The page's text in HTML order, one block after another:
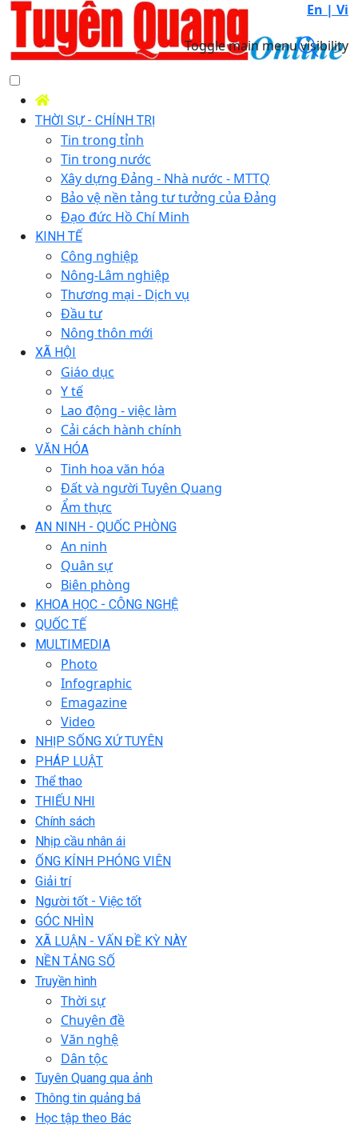
En | Vi
Toggle main menu visibility
THỜI SỰ - CHÍNH TRỊ
Tin trong tỉnh
Tin trong nước
Xây dựng Đảng - Nhà nước - MTTQ
Bảo vệ nền tảng tư tưởng của Đảng
Đạo đức Hồ Chí Minh
KINH TẾ
Công nghiệp
Nông-Lâm nghiệp
Thương mại - Dịch vụ
Đầu tư
Nông thôn mới
XÃ HỘI
Giáo dục
Y tế
Lao động - việc làm
Cải cách hành chính
VĂN HÓA
Tinh hoa văn hóa
Đất và người Tuyên Quang
Ẩm thực
AN NINH - QUỐC PHÒNG
An ninh
Quân sự
Biên phòng
KHOA HỌC - CÔNG NGHỆ
QUỐC TẾ
MULTIMEDIA
Photo
Infographic
Emagazine
Video
NHỊP SỐNG XỨ TUYÊN
PHÁP LUẬT
Thể thao
THIẾU NHI
Chính sách
Nhịp cầu nhân ái
ỐNG KÍNH PHÓNG VIÊN
Giải trí
Người tốt - Việc tốt
GÓC NHÌN
XÃ LUẬN - VẤN ĐỀ KỲ NÀY
NỀN TẢNG SỐ
Truyền hình
Thời sự
Chuyên đề
Văn nghệ
Dân tộc
Tuyên Quang qua ảnh
Thông tin quảng bá
Học tập theo Bác